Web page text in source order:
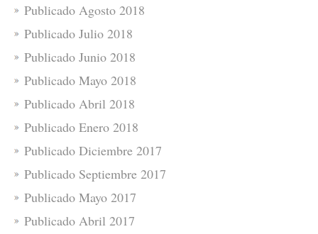
Publicado Agosto 2018
Publicado Julio 2018
Publicado Junio 2018
Publicado Mayo 2018
Publicado Abril 2018
Publicado Enero 2018
Publicado Diciembre 2017
Publicado Septiembre 2017
Publicado Mayo 2017
Publicado Abril 2017